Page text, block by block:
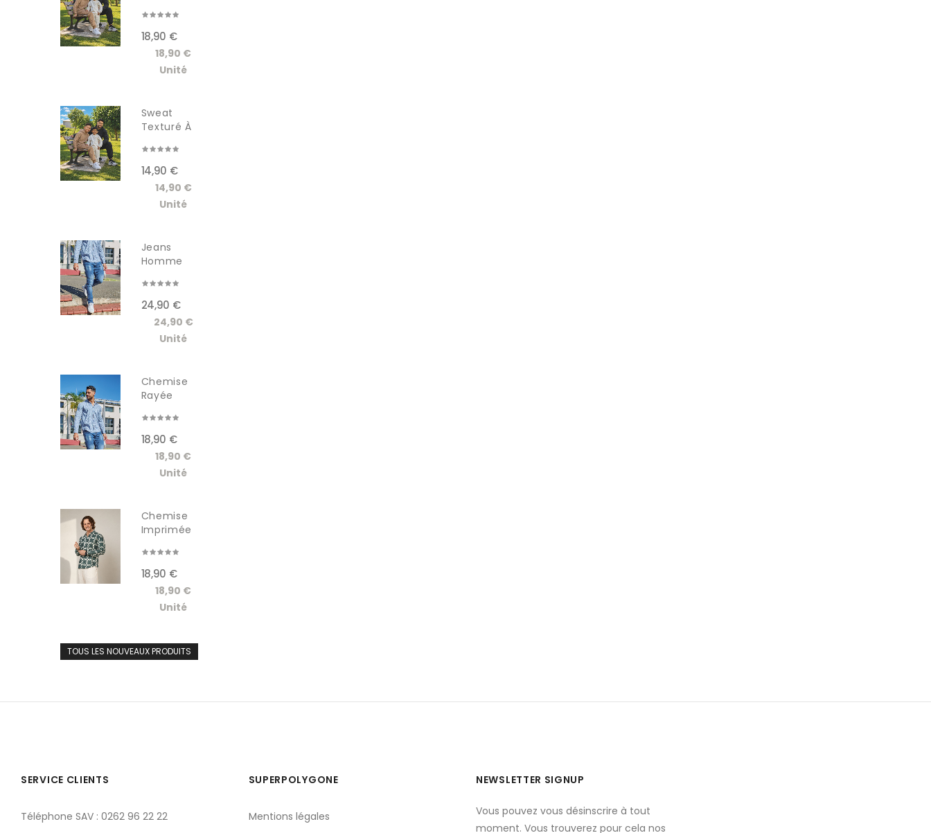
18,90 €
18,90 €
Unité
Sweat
Texturé À
14,90 €
14,90 €
Unité
Jeans
Homme
24,90 €
24,90 €
Unité
Chemise
Rayée
18,90 €
18,90 €
Unité
Chemise
Imprimée
18,90 €
18,90 €
Unité
TOUS LES NOUVEAUX PRODUITS
SERVICE CLIENTS
Téléphone SAV : 0262 96 22 22
SUPERPOLYGONE
Mentions légales
NEWSLETTER SIGNUP
Vous pouvez vous désinscrire à tout
moment. Vous trouverez pour cela nos